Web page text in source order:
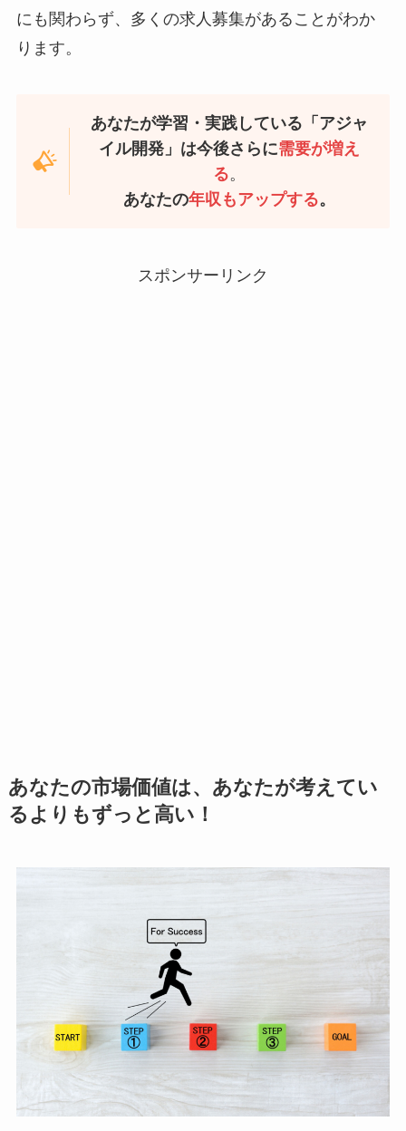
にも関わらず、多くの求人募集があることがわか
ります。
あなたが学習・実践している「アジャ
イル開発」は今後さらに需要が増え
る。
あなたの年収もアップする。
スポンサーリンク
あなたの市場価値は、あなたが考えてい
るよりもずっと高い！